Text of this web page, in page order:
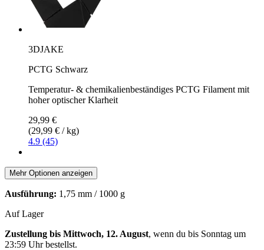
3DJAKE
PCTG Schwarz
Temperatur- & chemikalienbeständiges PCTG Filament mit
hoher optischer Klarheit
29,99 €
(29,99 € / kg)
4.9 (45)
Mehr Optionen anzeigen
Ausführung: 1,75 mm / 1000 g
Auf Lager
Zustellung bis Mittwoch, 12. August, wenn du bis Sonntag um
23:59 Uhrbestellst.